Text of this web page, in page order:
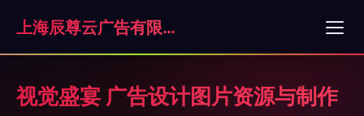
上海辰尊云广告有限公司
视觉盛宴 广告设计图片资源与制作